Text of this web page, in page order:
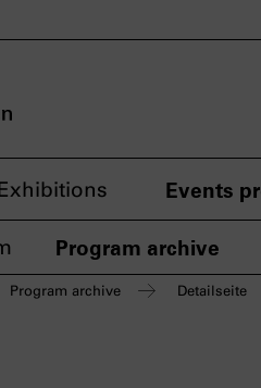
Events
Program archive
Program archive Detailseite